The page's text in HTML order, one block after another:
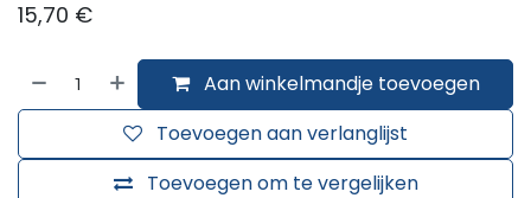
15,70 €
Aan winkelmandje toevoegen
Toevoegen om te vergelijken
Toevoegen aan verlanglijst